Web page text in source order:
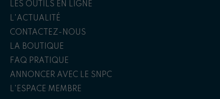
LES OUTILS EN LIGNE
L'ACTUALITÉ
CONTACTEZ-NOUS
LA BOUTIQUE
FAQ PRATIQUE
ANNONCER AVEC LE SNPC
L'ESPACE MEMBRE